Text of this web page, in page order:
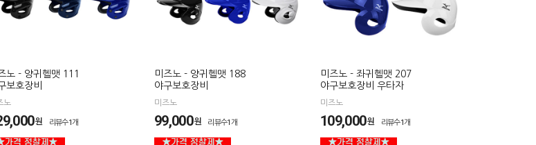
노 - 양귀헬맷 111
보호장비
노
원 리뷰수1개
미즈노 - 양귀헬맷 188
야구보호장비
미즈노
99,000원 리뷰수1개
미즈노 - 좌귀헬맷 207
야구보호장비 우타자
미즈노
109,000원 리뷰수1개